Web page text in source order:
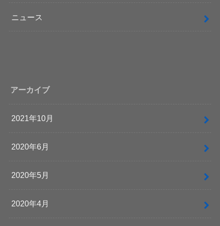
ニュース
アーカイブ
2021年10月
2020年6月
2020年5月
2020年4月